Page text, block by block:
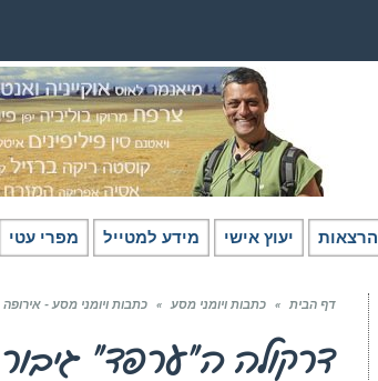
הרצאות יעוץ אישי מידע למטייל מפרי עטי
דף הבית » כתבות ויומני מסע » כתבות ויומני מסע - אירופה
דרקולה ה”ערפד” גיבור